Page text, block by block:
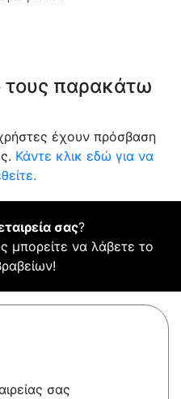
τους παρακάτω
έχουν πρόσβαση
Κάντε κλικ εδώ για να
σας?
μπορείτε να λάβετε το
σας